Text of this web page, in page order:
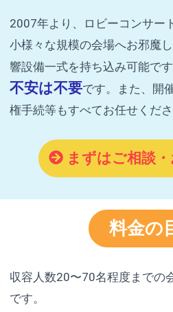
2007年より、ロビーコンサー
小様々な規模の会場へお邪魔
響設備一式を持ち込み可能です
不安は不要です。また、開
権手続等もすべてお任せくださ
まずはご相談・
料金の
収容人数20〜70名程度までの
です。